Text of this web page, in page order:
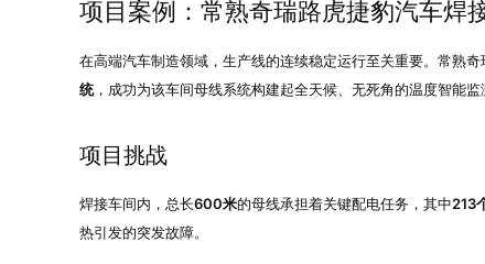
项目案例：常熟奇瑞路虎捷豹汽车焊
在高端汽车制造领域，生产线的连续稳定运行至关重要。常熟
统，成功为该车间母线系统构建起全天候、无死角的温度智能
项目挑战
焊接车间内，总长600米的母线承担着关键配电任务，其中213
热引发的突发故障。